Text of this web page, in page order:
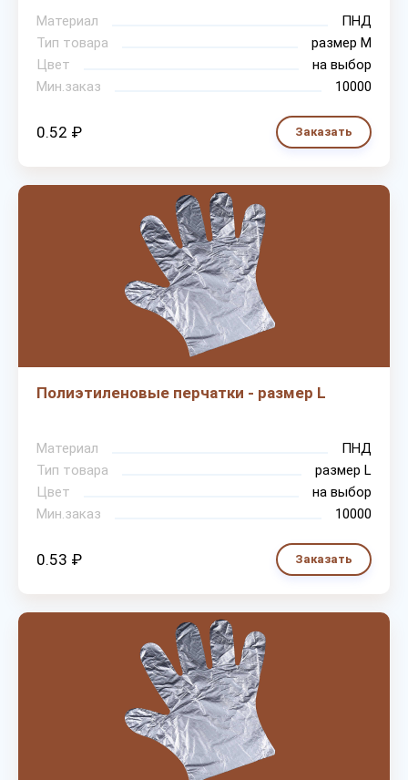
Материал
ПНД
Тип товара
размер М
Цвет
на выбор
Мин.заказ
10000
0.52 ₽ Заказать
Полиэтиленовые перчатки - размер L
Материал
ПНД
Тип товара
размер L
Цвет
на выбор
Мин.заказ
10000
0.53 ₽ Заказать